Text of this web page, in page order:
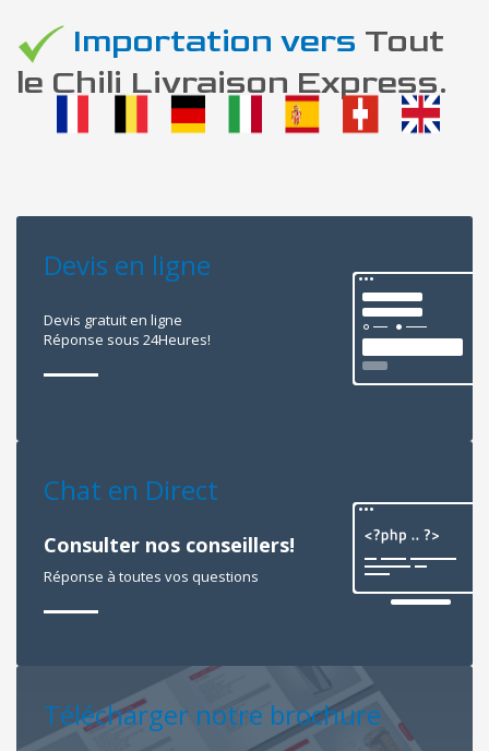
Importation vers Tout
le Chili Livraison Express.
Devis en ligne
Devis gratuit en ligne
Réponse sous 24Heures!
Chat en Direct
Consulter nos conseillers!
Réponse à toutes vos questions
Télécharger notre brochure